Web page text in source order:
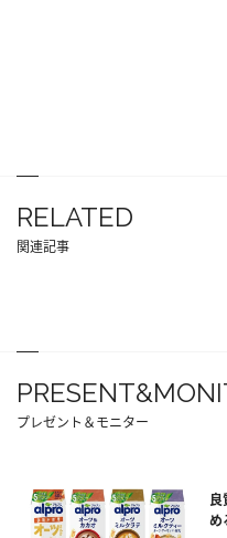
RELATED
関連記事
プレゼント＆モニター
良
め